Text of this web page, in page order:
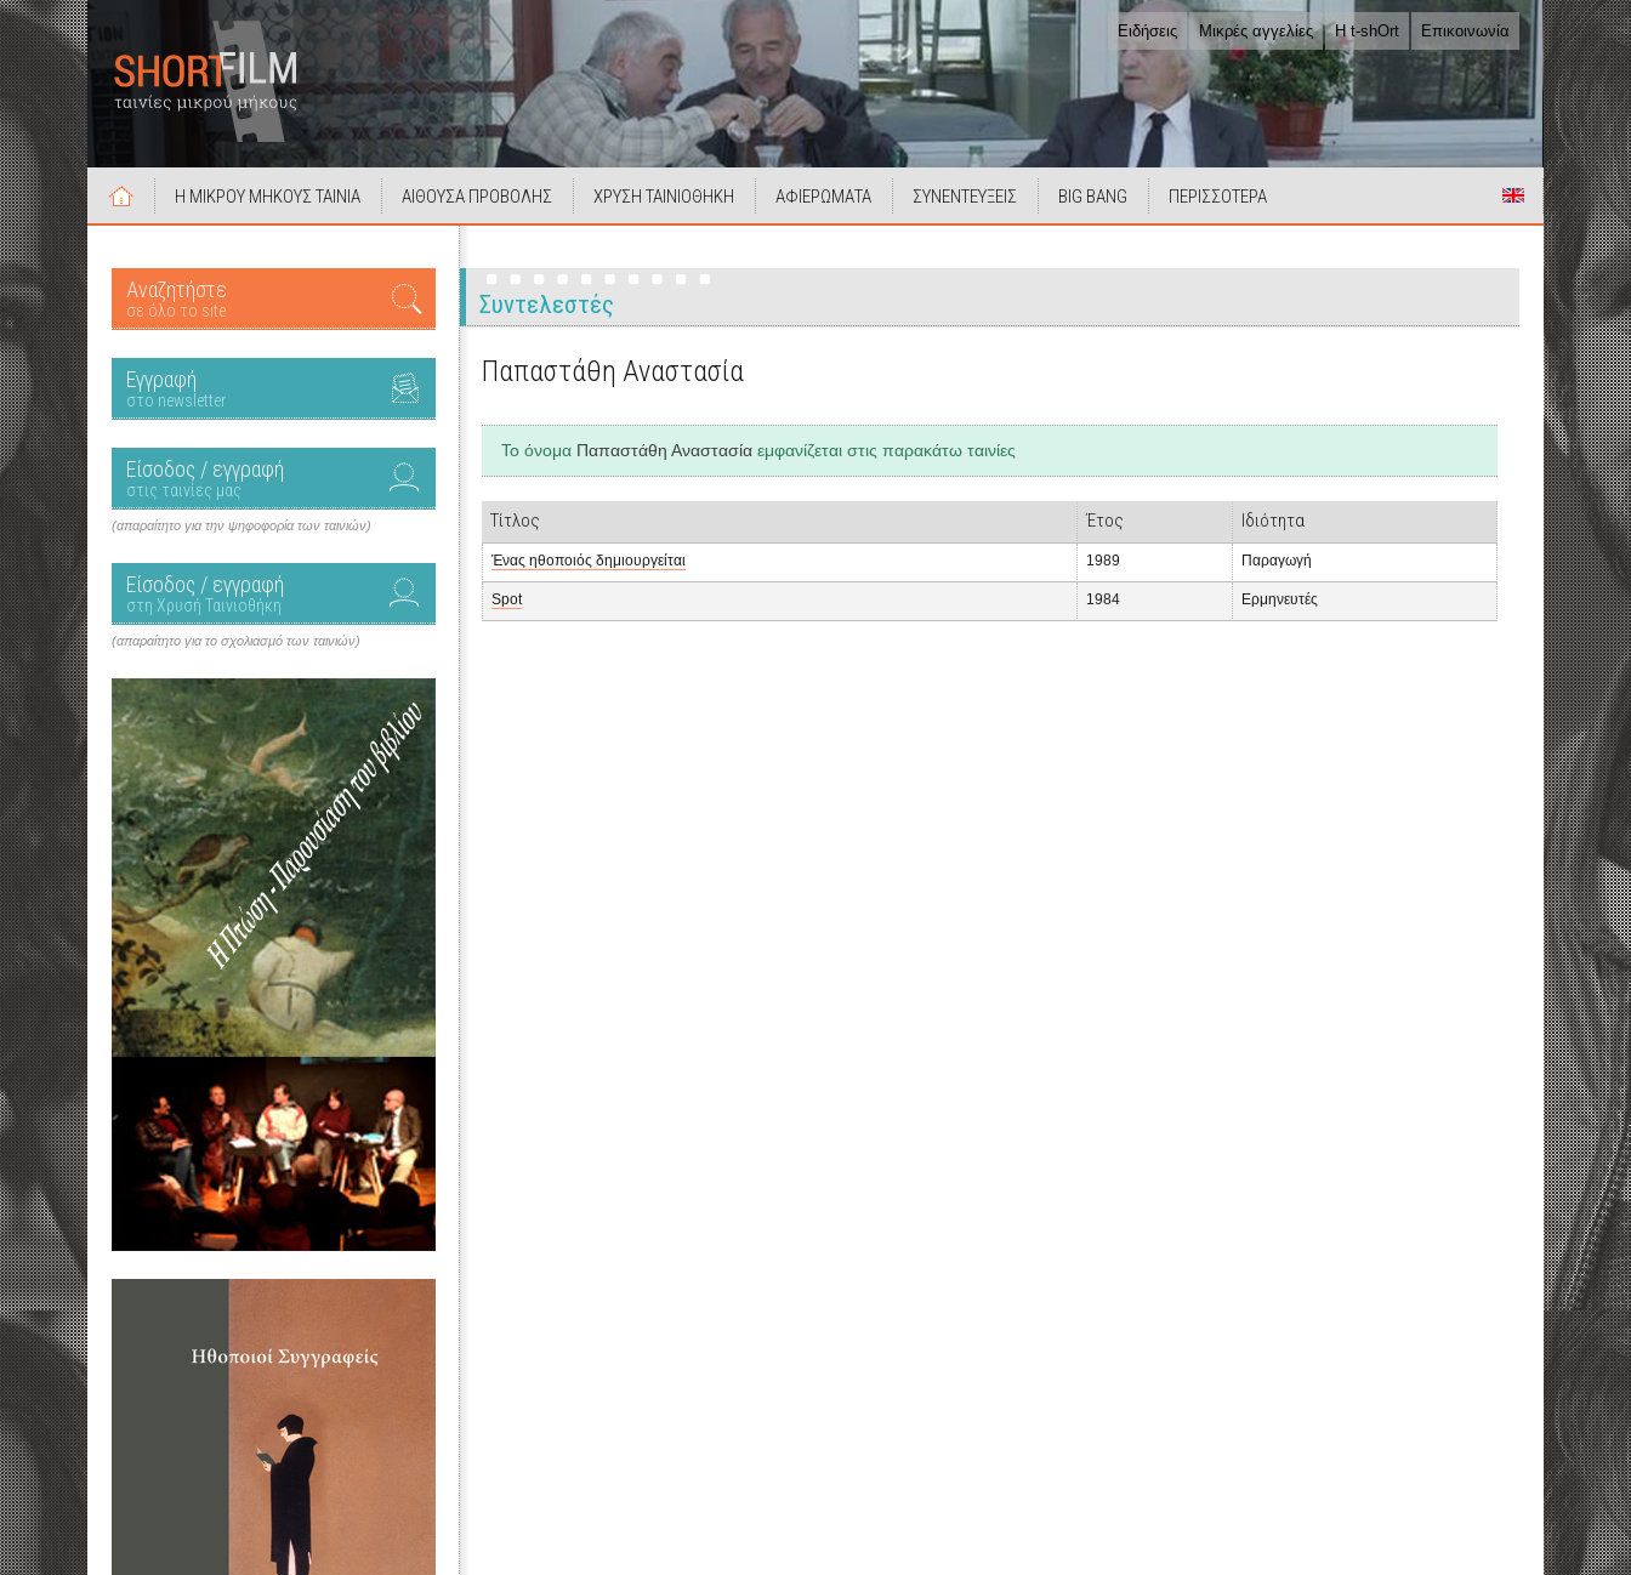
Ειδήσεις Μικρές αγγελίες Η t-shOrt Επικοινωνία
Η ΜΙΚΡΟΥ ΜΗΚΟΥΣ ΤΑΙΝΙΑ ΑΙΘΟΥΣΑ ΠΡΟΒΟΛΗΣ ΧΡΥΣΗ ΤΑΙΝΙΟΘΗΚΗ ΑΦΙΕΡΩΜΑΤΑ ΣΥΝΕΝΤΕΥΞΕΙΣ BIG BANG ΠΕΡΙΣΣΟΤΕΡΑ
Αναζητήστε
σε όλο το site
Εγγραφή
στο newsletter
Είσοδος / εγγραφή
στις ταινίες μας
(απαραίτητο για την ψηφοφορία των ταινιών)
Είσοδος / εγγραφή
στη Χρυσή Ταινιοθήκη
(απαραίτητο για το σχολιασμό των ταινιών)
Συντελεστές
Παπαστάθη Αναστασία
Το όνομα Παπαστάθη Αναστασία εμφανίζεται στις παρακάτω ταινίες
Τίτλος Έτος Ιδιότητα
Ένας ηθοποιός δημιουργείται 1989 Παραγωγή
Spot 1984 Ερμηνευτές